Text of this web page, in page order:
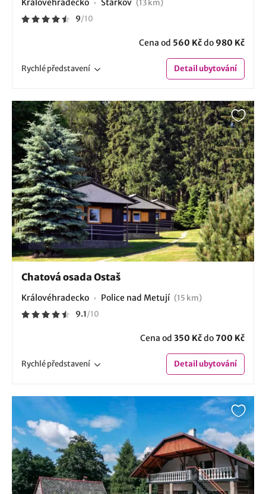
Královéhradecko Stárkov (13 km)
9/10
Cena od 560 Kčdo 980 Kč
Rychlépředstavení Detailubytování
Chatová osada Ostaš
Královéhradecko Police nad Metují (15 km)
9.1/10
Cena od 350 Kčdo700 Kč
Rychlépředstavení Detailubytování